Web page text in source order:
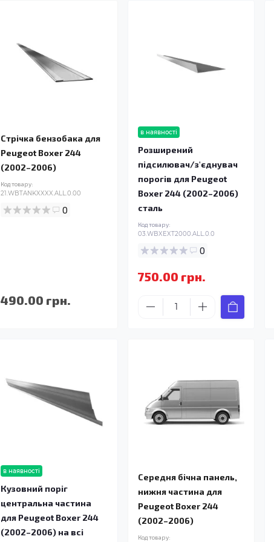
Стрічка бензобака для
Peugeot Boxer 244
(2002–2006)
Код товару:
21.WBTANKXXXX.ALL.0.00
0
490.00 грн.
в наявності
Розширений
підсилювач/з'єднувач
порогів для Peugeot
Boxer 244 (2002–2006)
сталь
Код товару:
03.WBXEXT2000.ALL.0.0
0
750.00 грн.
в наявності
Кузовний поріг
центральна частина
для Peugeot Boxer 244
(2002–2006) на всі
Середня бічна панель,
нижня частина для
Peugeot Boxer 244
(2002–2006)
Код товару: